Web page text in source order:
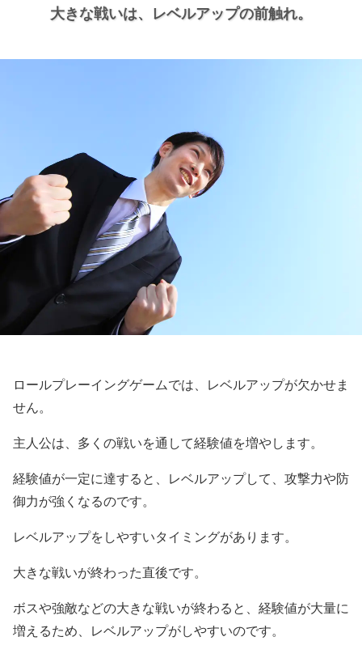
大きな戦いは、 レベルアップの前触れ。
ロールプレーイングゲームでは、レベルアップが欠かせま
せん。
主人公は、多くの戦いを通して経験値を増やします。
経験値が一定に達すると、レベルアップして、攻撃力や防
御力が強くなるのです。
レベルアップをしやすいタイミングがあります。
大きな戦いが終わった直後です。
ボスや強敵などの大きな戦いが終わると、経験値が大量に
増えるため、レベルアップがしやすいのです。